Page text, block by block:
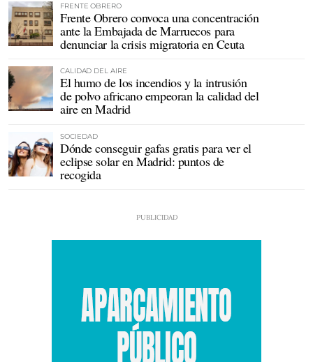
FRENTE OBRERO
Frente Obrero convoca una concentración
ante la Embajada de Marruecos para
denunciar la crisis migratoria en Ceuta
CALIDAD DEL AIRE
El humo de los incendios y la intrusión
de polvo africano empeoran la calidad del
aire en Madrid
SOCIEDAD
Dónde conseguir gafas gratis para ver el
eclipse solar en Madrid: puntos de
recogida